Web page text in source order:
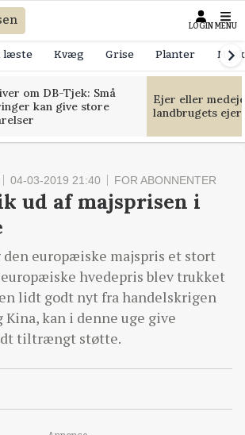
LOGIN MENU
læste Kvæg Grise Planter
om DB-Tjek: Små
kan give store
Ejer eller
landbrugets
04-03-2019 21:40 FOR ABONNENTER
ud af majsprisen i
den europæiske majspris et stort
hvedepris blev trukket
lidt godt nyt fra handelskrigen
Kina, kan i denne uge give
tiltrængt støtte.